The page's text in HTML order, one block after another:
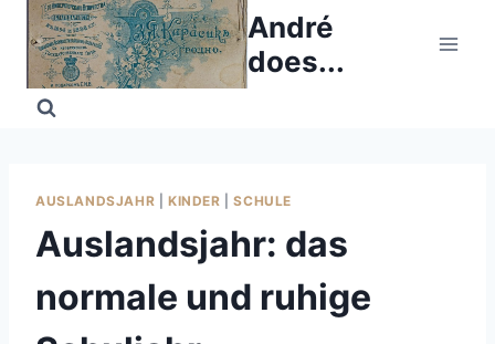
Skip
content
André
does...
AUSLANDSJAHR KINDER |SCHULE
Auslandsjahr: das
normale und ruhige